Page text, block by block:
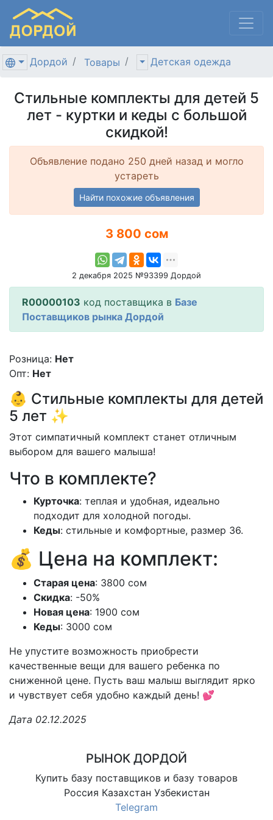
Дордой Товары Детская одежда
Стильные комплекты для детей 5
лет - куртки и кеды с большой
скидкой!
Объявление подано 250 дней назад и могло
устареть
Найти похожие объявления
3 800 сом
2 декабря 2025 №93399 Дордой
R00000103 код поставщика в Базе
Поставщиков рынка Дордой
Розница: Нет
Опт: Нет
👶 Стильные комплекты для детей
5 лет ✨
Этот симпатичный комплект станет отличным
выбором для вашего малыша!
Что в комплекте?
Курточка: теплая и удобная, идеально
подходит для холодной погоды.
Кеды: стильные и комфортные, размер 36.
💰 Цена на комплект:
Старая цена: 3800 сом
Скидка: -50%
Новая цена: 1900 сом
Кеды: 3000 сом
Не упустите возможность приобрести
качественные вещи для вашего ребенка по
сниженной цене. Пусть ваш малыш выглядит ярко
и чувствует себя удобно каждый день! 💕
Дата 02.12.2025
РЫНОК ДОРДОЙ
Купить базу поставщиков и базу товаров
Россия Казахстан Узбекистан
Telegram